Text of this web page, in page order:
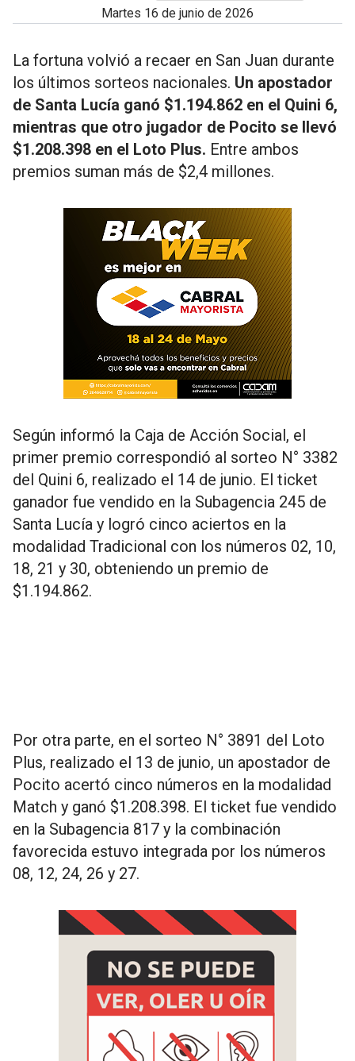
martes 16 de junio de 2026
La fortuna volvió a recaer en San Juan durante
los últimos sorteos nacionales. Un apostador
de Santa Lucía ganó $1.194.862 en el Quini 6,
mientras que otro jugador de Pocito se llevó
$1.208.398 en el Loto Plus. Entre ambos
premios suman más de $2,4 millones.
Según informó la Caja de Acción Social, el
primer premio correspondió al sorteo N° 3382
del Quini 6, realizado el 14 de junio. El ticket
ganador fue vendido en la Subagencia 245 de
Santa Lucía y logró cinco aciertos en la
modalidad Tradicional con los números 02, 10,
18, 21 y 30, obteniendo un premio de
$1.194.862.
Por otra parte, en el sorteo N° 3891 del Loto
Plus, realizado el 13 de junio, un apostador de
Pocito acertó cinco números en la modalidad
Match y ganó $1.208.398. El ticket fue vendido
en la Subagencia 817 y la combinación
favorecida estuvo integrada por los números
08, 12, 24, 26 y 27.